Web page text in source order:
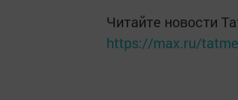
Читайте новости
https://max.ru/